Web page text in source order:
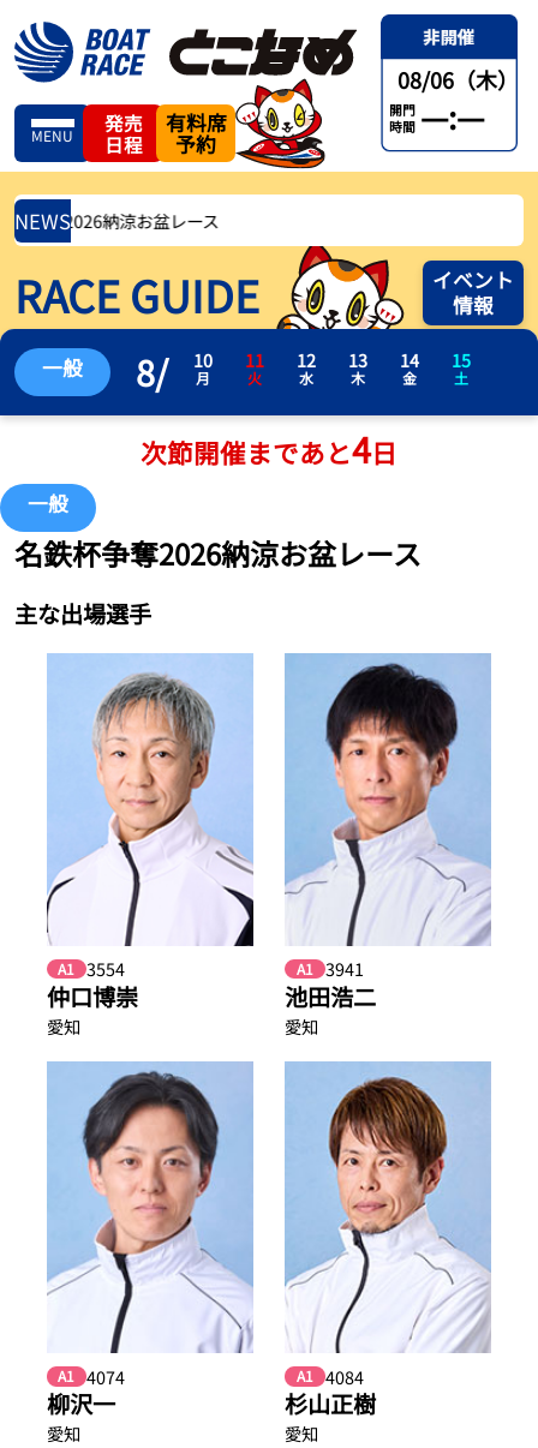
MENU
発売
日程
有料席
予約
08/06（木）
開門
時間 —:—
NEWS
2026納涼お盆レース
RACE GUIDE
イベント
情報
一般 8/ 10
月
11
火
12
水
13
木
14
金
15
土
次節開催まであと4日
一般
名鉄杯争奪2026納涼お盆レース
主な出場選手
A1 3554
仲口博崇
愛知
A1 3941
池田浩二
愛知
A1 4074
柳沢一
愛知
A1 4084
杉山正樹
愛知